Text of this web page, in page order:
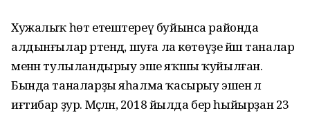
Хужалыҡ һөт етештереү буйынса районда
алдынғылар рәтендә, шуға ла көтөүҙе йәш таналар
менән тулыландырыу эше яҡшы ҡуйылған.
Бында таналарҙы яһалма ҡасырыу эшенә лә
иғтибар ҙур. Мәҫәлән, 2018 йылда бер һыйырҙан 23